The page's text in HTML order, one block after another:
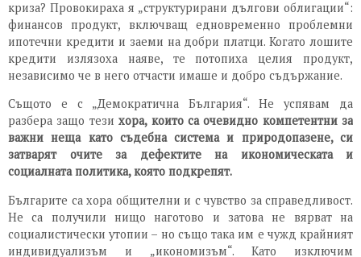
криза? Провокираха я „структурирани дългови облигации“:
финансов продукт, включващ едновременно проблемни
ипотечни кредити и заеми на добри платци. Когато лошите
кредити излязоха наяве, те потопиха целия продукт,
независимо че в него отчасти имаше и добро съдържание.
Същото е с „Демократична България“. Не успявам да
разбера защо тезихора, които са очевидно компетентни за
важни неща като съдебна система и природопазене, си
затварят очите за
дефектите на икономическата и
социалната политика, която подкрепят.
Българите са хора общителни и с чувство за справедливост.
Не са получили нищо наготово и затова не вярват на
социалистически утопии – но също така им е чужд крайният
индивидуализъм и „икономизъм“. Като изключим